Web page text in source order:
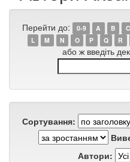
Перейти до: 0-9 A B C
L
M N O P Q R
або ж введіть
Сортування:
Автори: